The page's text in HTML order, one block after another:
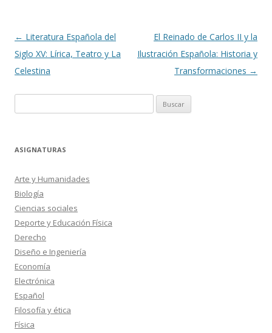
Navegación
de
entradas
← Literatura Española del
Siglo XV: Lírica, Teatro y La
Celestina
El Reinado de Carlos II y la
Ilustración Española: Historia y
Transformaciones →
ASIGNATURAS
Arte y Humanidades
Biología
Ciencias sociales
Deporte y Educación Física
Derecho
Diseño e Ingeniería
Economía
Electrónica
Español
Filosofía y ética
Física